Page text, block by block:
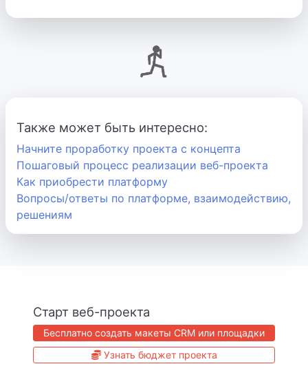
Также может быть интересно:
Начните проработку проекта с концепта
Пошаговый процесс реализации веб-проекта
Как приобрести платформу
Вопросы/ответы по платформе, взаимодействию,
решениям
Старт веб-проекта
Бесплатно создать макеты CRM или площадки
Узнать бюджет проекта